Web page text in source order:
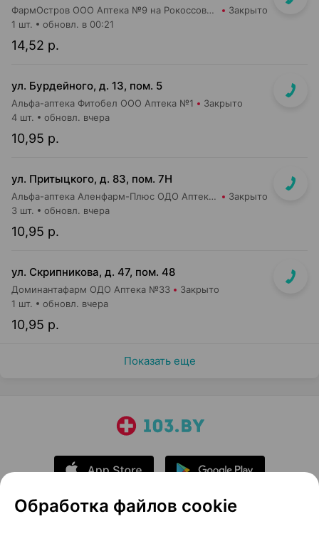
ФармОстров ООО Аптека №9 на Рокоссовского Закрыто
14,52 р.
1 шт. обновл. в 00:21
ул. Бурдейного, д. 13, пом. 5
Альфа-аптека Фитобел ООО Аптека №1 Закрыто
10,95 р.
4 шт. обновл. вчера
ул. Притыцкого, д. 83, пом. 7Н
Альфа-аптека Аленфарм-Плюс ОДО Аптека №14 Закрыто
10,95 р.
3 шт. обновл. вчера
ул. Скрипникова, д. 47, пом. 48
Доминантафарм ОДО Аптека №33 Закрыто
10,95 р.
1 шт. обновл. вчера
Показать еще
Обработка файлов cookie